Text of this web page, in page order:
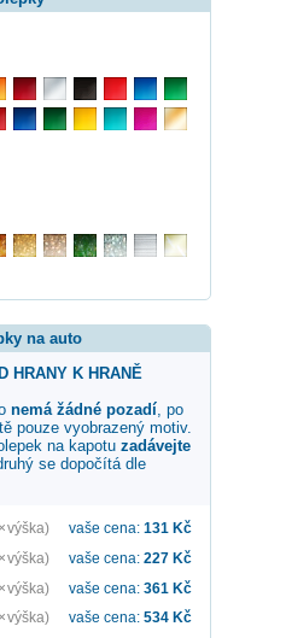
na auto
HRANY K HRANĚ
nemá žádné pozadí, po
pouze vyobrazený motiv.
na kapotu zadávejte
se dopočítá dle
výška) vaše cena: 131 Kč
výška) vaše cena: 227 Kč
výška) vaše cena: 361 Kč
výška) vaše cena: 534 Kč